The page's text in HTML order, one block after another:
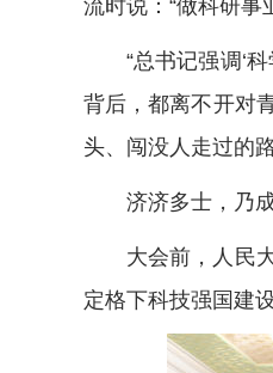
流时说：“做科研事
“总书记强调‘科
背后，都离不开对
头、闯没人走过的
济济多士，乃成
大会前，人民大
定格下科技强国建